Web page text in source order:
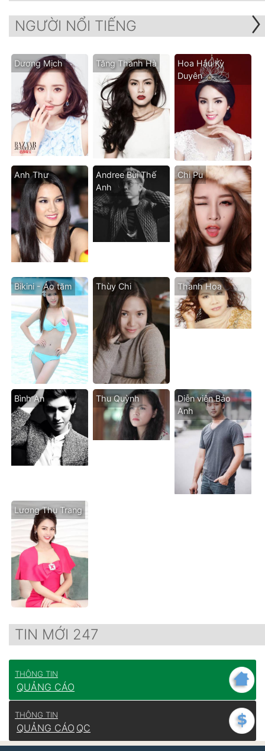
NGƯỜI NỔI TIẾNG
Dương Mịch Tăng Thanh Hà
Hoa Hậu Kỳ
Duyên
Anh Thư
Andree Bùi Thế
Anh
Chi Pu
Bikini - Áo tăm Thùy Chi Thanh Hoa
Bình An Thu Quỳnh
Diễn viên Bảo
Anh
Lương Thu Trang
TIN MỚI 247
THÔNG TIN
QUẢNG CÁO
THÔNG TIN
QUẢNG CÁO QC